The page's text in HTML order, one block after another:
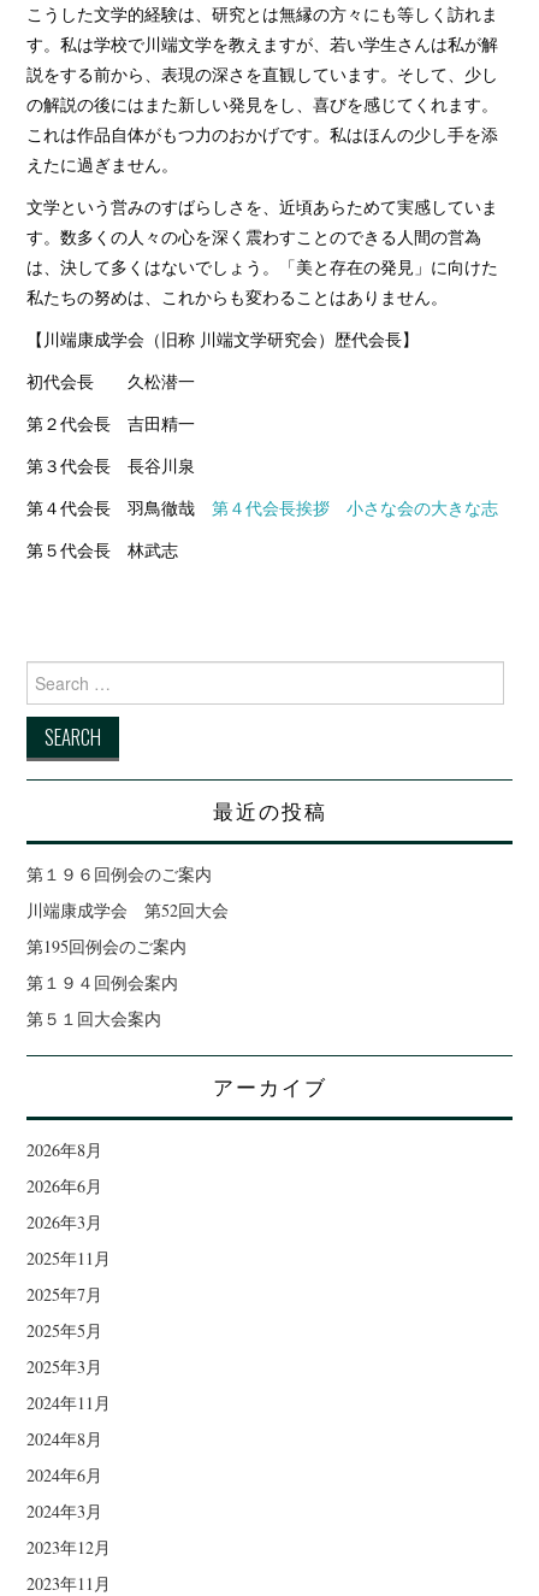
こうした文学的経験は、研究とは無縁の方々にも等しく訪れま
す。私は学校で川端文学を教えますが、若い学生さんは私が解
説をする前から、表現の深さを直観しています。そして、少し
の解説の後にはまた新しい発見をし、喜びを感じてくれます。
これは作品自体がもつ力のおかげです。私はほんの少し手を添
えたに過ぎません。
文学という営みのすばらしさを、近頃あらためて実感していま
す。数多くの人々の心を深く震わすことのできる人間の営為
は、決して多くはないでしょう。「美と存在の発見」に向けた
私たちの努めは、これからも変わることはありません。
【川端康成学会（旧称 川端文学研究会）歴代会長】
初代会長 久松潜一
第２代会長 吉田精一
第３代会長 長谷川泉
第４代会長 羽鳥徹哉第４代会長挨拶 小さな会の大きな志
第５代会長 林武志
Search for:
最近の投稿
第１９６回例会のご案内
川端康成学会 第52回大会
第195回例会のご案内
第１９４回例会案内
第５１回大会案内
アーカイブ
2026年8月
2026年6月
2026年3月
2025年11月
2025年7月
2025年5月
2025年3月
2024年11月
2024年8月
2024年6月
2024年3月
2023年12月
2023年11月